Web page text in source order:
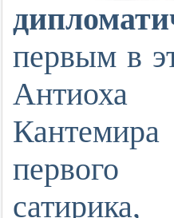
первым в
первого